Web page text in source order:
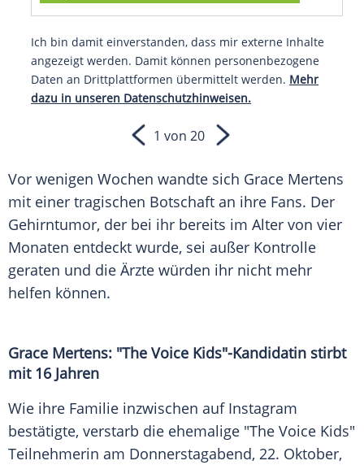
Ich bin damit einverstanden, dass mir externe Inhalte
angezeigt werden. Damit können personenbezogene
Daten an Drittplattformen übermittelt werden. Mehr
dazu in unseren Datenschutzhinweisen.
1 von 20
Vor wenigen Wochen wandte sich Grace Mertens
mit einer tragischen Botschaft an ihre Fans. Der
Gehirntumor, der bei ihr bereits im Alter von vier
Monaten entdeckt wurde, sei außer Kontrolle
geraten und die Ärzte würden ihr nicht mehr
helfen können.
Grace Mertens: "The Voice Kids"-Kandidatin stirbt
mit 16 Jahren
Wie ihre Familie inzwischen auf Instagram
bestätigte, verstarb die ehemalige "The Voice Kids"
Teilnehmerin am Donnerstagabend, 22. Oktober,